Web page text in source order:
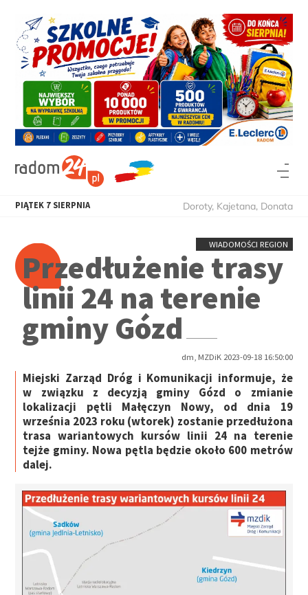
PIĄTEK 7 SIERPNIA Doroty, Kajetana, Donata
WIADOMOŚCI REGION
Przedłużenie trasy
linii 24 na terenie
gminy Gózd
dm, MZDiK 2023-09-18 16:50:00
Miejski Zarząd Dróg i Komunikacji informuje, że
w związku z decyzją gminy Gózd o zmianie
lokalizacji pętli Małęczyn Nowy, od dnia 19
września 2023 roku (wtorek) zostanie przedłużona
trasa wariantowych kursów linii 24 na terenie
tejże gminy. Nowa pętla będzie około 600 metrów
dalej.